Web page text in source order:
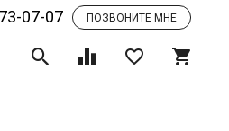
07-07 ПОЗВОНИТЕ МНЕ